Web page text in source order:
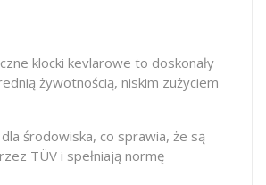
klocki kevlarowe to doskonały
żywotnością, niskim zużyciem
środowiska, co sprawia, że są
TÜV i spełniają normę